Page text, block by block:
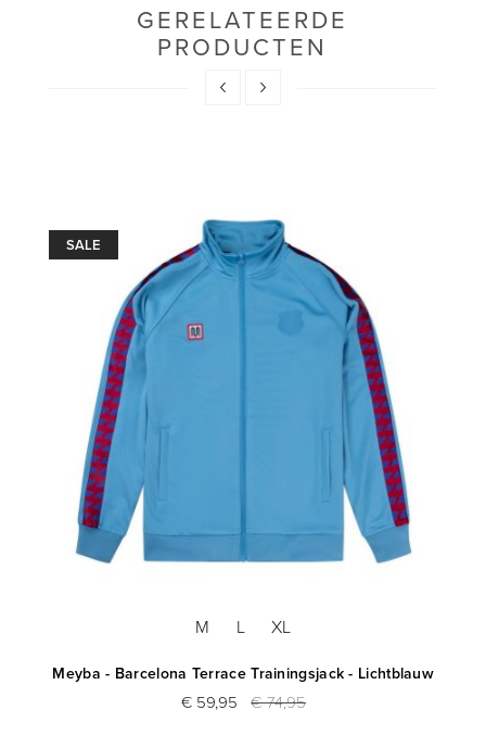
GERELATEERDE
PRODUCTEN
SALE
M L XL
Meyba - Barcelona Terrace Trainingsjack - Lichtblauw
€ 59,95 € 74,95